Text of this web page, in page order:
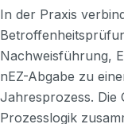
In der Praxis
Nachweisführung,
nEZ-Abgabe zu
Jahresprozess. Die
Prozesslogik